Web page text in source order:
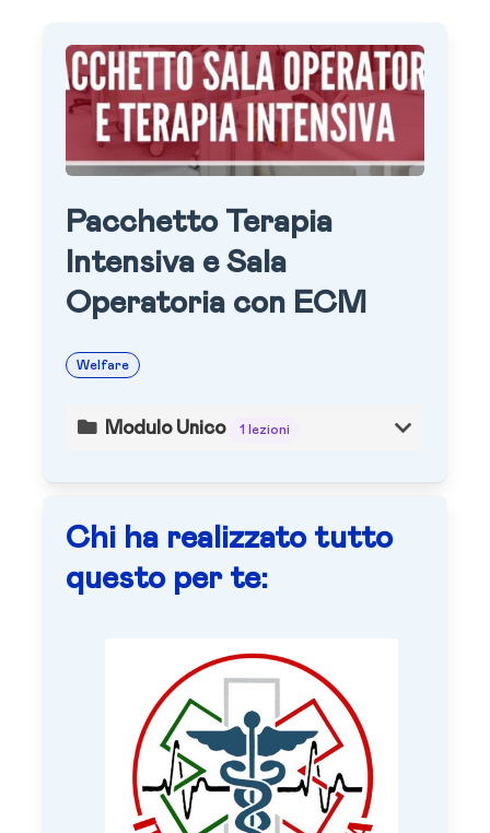
Pacchetto Terapia
Intensiva e Sala
Operatoria con ECM
Welfare
Modulo Unico 1 lezioni
Chi ha realizzato tutto
questo per te: